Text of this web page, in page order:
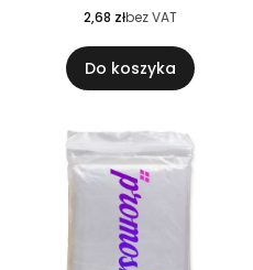
2,68 złbez VAT
Do koszyka